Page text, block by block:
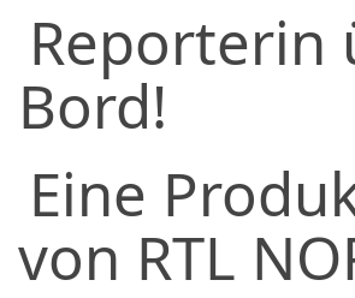
Reporterin
Bord!
Eine
von RTL